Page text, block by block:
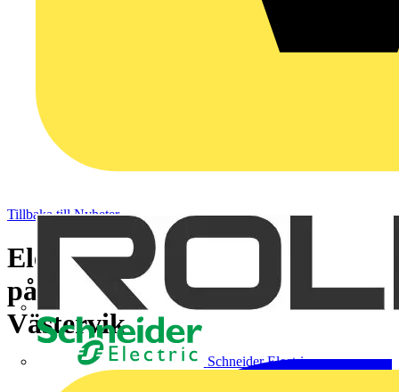
Schneider Electric
Tillbaka till Nyheter
Elektrikerna varslar om strejk
på Smart Solar Norden AB i
Västervik